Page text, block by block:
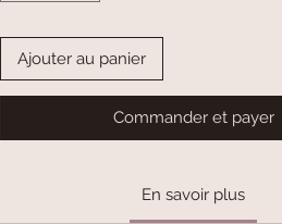
Ajouter au panier
Commander et payer
En savoir plus